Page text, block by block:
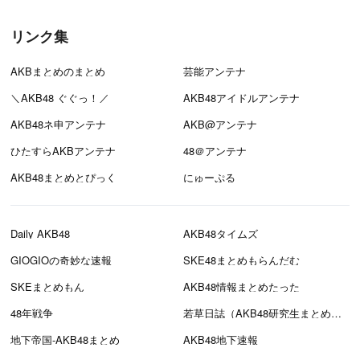
リンク集
AKBまとめのまとめ
芸能アンテナ
＼AKB48 ぐぐっ！／
AKB48アイドルアンテナ
AKB48ネ申アンテナ
AKB@アンテナ
ひたすらAKBアンテナ
48＠アンテナ
AKB48まとめとぴっく
にゅーぷる
Daily AKB48
AKB48タイムズ
GIOGIOの奇妙な速報
SKE48まとめもらんだむ
SKEまとめもん
AKB48情報まとめたった
48年戦争
若草日誌（AKB48研究生まとめブログ）
地下帝国-AKB48まとめ
AKB48地下速報